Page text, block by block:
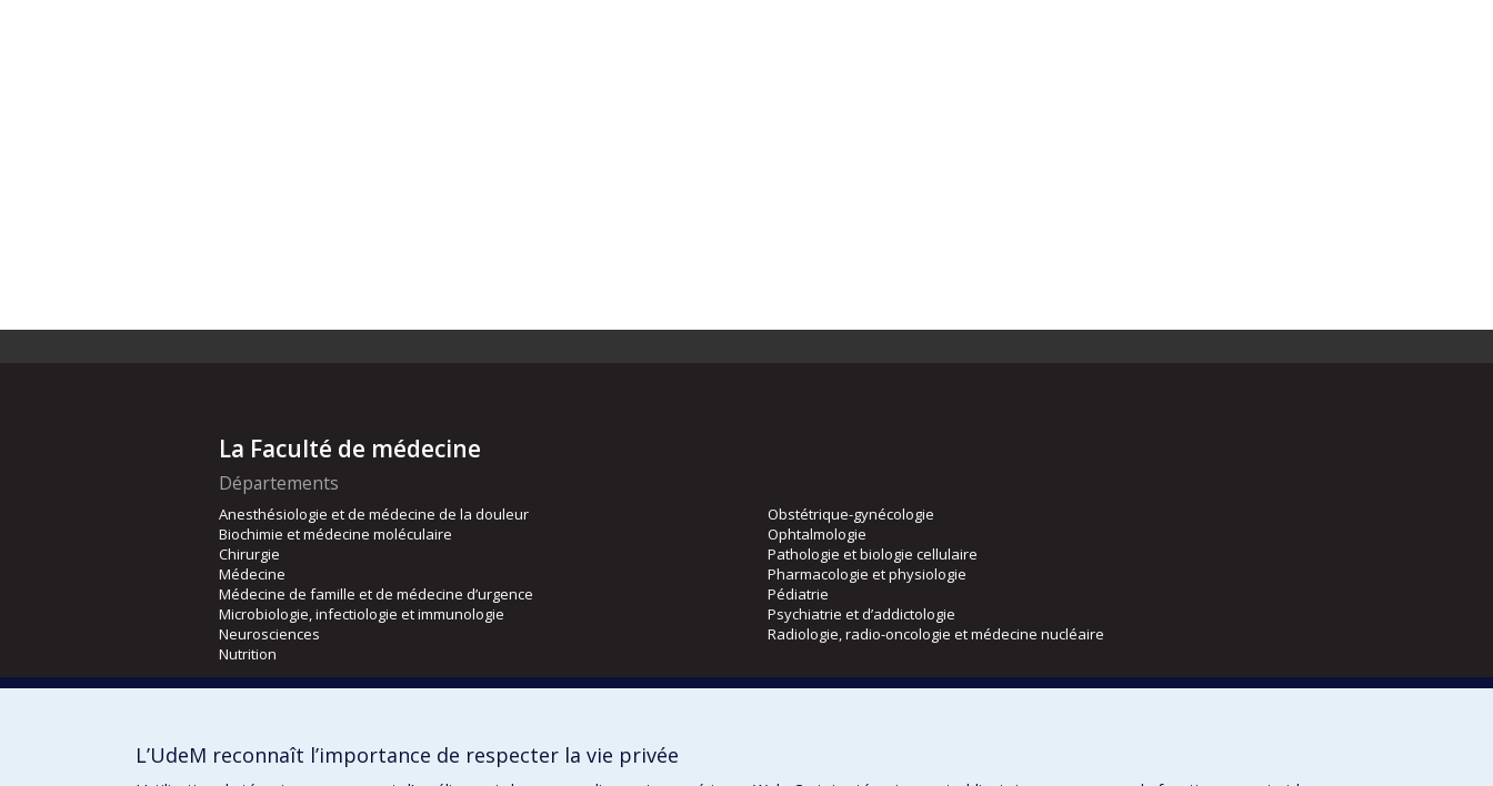
La Faculté de médecine
Départements
Anesthésiologie et de médecine de la douleur
Biochimie et médecine moléculaire
Chirurgie
Médecine
Médecine de famille et de médecine d’urgence
Microbiologie, infectiologie et immunologie
Neurosciences
Nutrition
Obstétrique-gynécologie
Ophtalmologie
Pathologie et biologie cellulaire
Pharmacologie et physiologie
Pédiatrie
Psychiatrie et d’addictologie
Radiologie, radio-oncologie et médecine nucléaire
Orthophonie et audiologie
L’UdeM reconnaît l’importance de respecter la vie privée